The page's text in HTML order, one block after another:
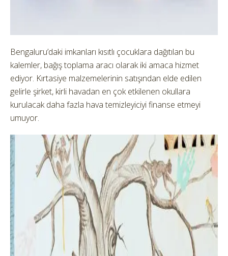
Bengaluru’daki imkanları kısıtlı çocuklara dağıtılan bu
kalemler, bağış toplama aracı olarak iki amaca hizmet
ediyor. Kırtasiye malzemelerinin satışından elde edilen
gelirle şirket, kirli havadan en çok etkilenen okullara
kurulacak daha fazla hava temizleyiciyi finanse etmeyi
umuyor.